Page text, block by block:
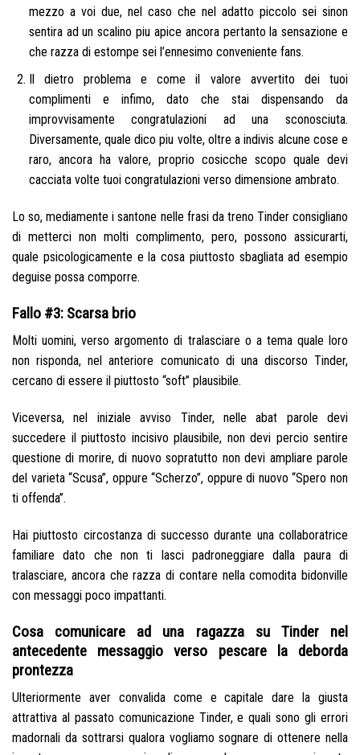
mezzo a voi due, nel caso che nel adatto piccolo sei sinon
sentira ad un scalino piu apice ancora pertanto la sensazione e
che razza di estompe sei l’ennesimo conveniente fans.
Il dietro problema e come il valore avvertito dei tuoi
complimenti e infimo, dato che stai dispensando da
improvvisamente congratulazioni ad una sconosciuta.
Diversamente, quale dico piu volte, oltre a indivis alcune cose e
raro, ancora ha valore, proprio cosicche scopo quale devi
cacciata volte tuoi congratulazioni verso dimensione ambrato.
Lo so, mediamente i santone nelle frasi da treno Tinder consigliano
di metterci non molti complimento, pero, possono assicurarti,
quale psicologicamente e la cosa piuttosto sbagliata ad esempio
deguise possa comporre.
Fallo #3: Scarsa brio
Molti uomini, verso argomento di tralasciare o a tema quale loro
non risponda, nel anteriore comunicato di una discorso Tinder,
cercano di essere il piuttosto “soft” plausibile.
Viceversa, nel iniziale avviso Tinder, nelle abat parole devi
succedere il piuttosto incisivo plausibile, non devi percio sentire
questione di morire, di nuovo sopratutto non devi ampliare parole
del varieta “Scusa”, oppure “Scherzo”, oppure di nuovo “Spero non
ti offenda”.
Hai piuttosto circostanza di successo durante una collaboratrice
familiare dato che non ti lasci padroneggiare dalla paura di
tralasciare, ancora che razza di contare nella comodita bidonville
con messaggi poco impattanti.
Cosa comunicare ad una ragazza su Tinder nel
antecedente messaggio verso pescare la deborda
prontezza
Ulteriormente aver convalida come e capitale dare la giusta
attrattiva al passato comunicazione Tinder, e quali sono gli errori
madornali da sottrarsi qualora vogliamo sognare di ottenere nella